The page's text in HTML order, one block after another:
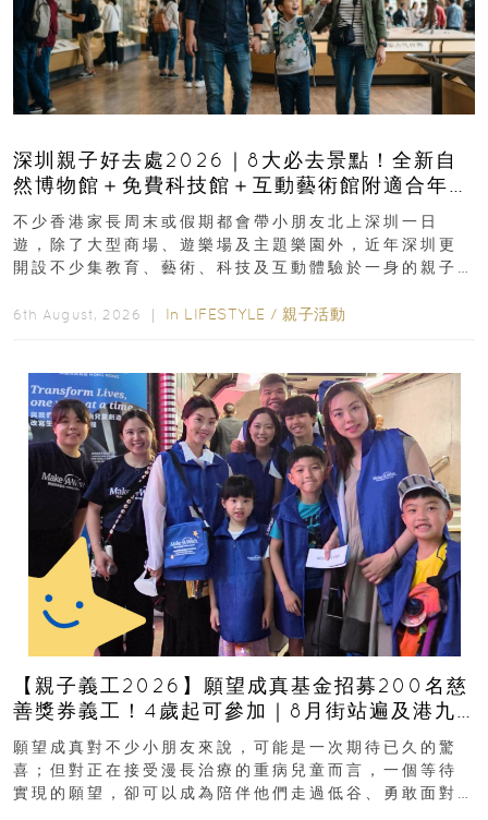
深圳親子好去處2026｜8大必去景點！全新自
然博物館＋免費科技館＋互動藝術館附適合年
齡、交通、門票、開放時間
不少香港家長周末或假期都會帶小朋友北上深圳一日
遊，除了大型商場、遊樂場及主題樂園外，近年深圳更
開設不少集教育、藝術、科技及互動體驗於一身的親子
6th August, 2026 ｜ In LIFESTYLE / 親子活動
【親子義工2026】願望成真基金招募200名慈
善獎券義工！4歲起可參加｜8月街站遍及港九
新界
願望成真對不少小朋友來說，可能是一次期待已久的驚
喜；但對正在接受漫長治療的重病兒童而言，一個等待
實現的願望，卻可以成為陪伴他們走過低谷、勇敢面對